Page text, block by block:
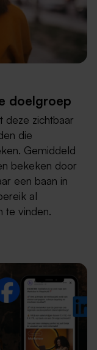
doelgroep
deze zichtbaar
die
Gemiddeld
bekeken door
een baan in
al
te vinden.